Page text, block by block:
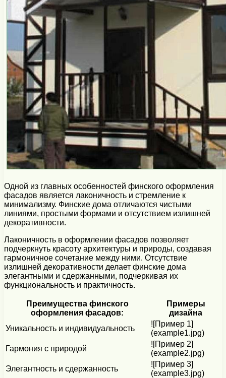
Одной из главных особенностей финского оформления
фасадов является лаконичность и стремление к
минимализму. Финские дома отличаются чистыми
линиями, простыми формами и отсутствием излишней
декоративности.
Лаконичность в оформлении фасадов позволяет
подчеркнуть красоту архитектуры и природы, создавая
гармоничное сочетание между ними. Отсутствие
излишней декоративности делает финские дома
элегантными и сдержанными, подчеркивая их
функциональность и практичность.
Преимущества финского
оформления фасадов:
Примеры
дизайна
Уникальность и индивидуальность
![Пример 1]
(example1.jpg)
Гармония с природой
![Пример 2]
(example2.jpg)
Элегантность и сдержанность
![Пример 3]
(example3.jpg)